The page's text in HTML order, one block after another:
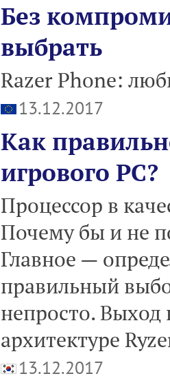
Без
выбрать
Razer Phone:
13.12.2017
Как
игрового PC?
Процессор в
Почему бы и не
Главное —
правильный
непросто. Выход
архитектуре
13.12.2017